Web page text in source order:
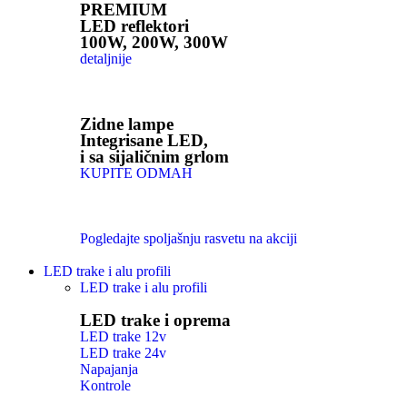
PREMIUM
LED reflektori
100W, 200W, 300W
detaljnije
Zidne lampe
Integrisane LED,
i sa sijaličnim grlom
KUPITE ODMAH
Pogledajte spoljašnju rasvetu na akciji
LED trake i alu profili
LED trake i alu profili
LED trake i oprema
LED trake 12v
LED trake 24v
Napajanja
Kontrole